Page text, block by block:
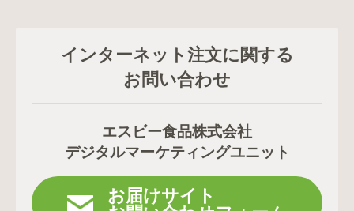
インターネット注文に関する
お問い合わせ
エスビー食品株式会社
デジタルマーケティングユニット
お届けサイト